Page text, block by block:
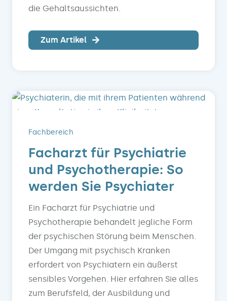
die Gehaltsaussichten.
Zum Artikel
Fachbereich
Facharzt für Psychiatrie
und Psychotherapie: So
werden Sie Psychiater
Ein Facharzt für Psychiatrie und
Psychotherapie behandelt jegliche Form
der psychischen Störung beim Menschen.
Der Umgang mit psychisch Kranken
erfordert von Psychiatern ein äußerst
sensibles Vorgehen. Hier erfahren Sie alles
zum Berufsfeld, der Ausbildung und